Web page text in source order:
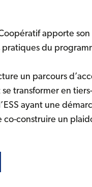
apporte
du
un parcours
transformer en
ayant une
construire un
fenêtre)